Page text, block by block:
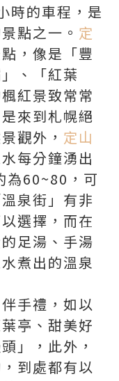
時的車程，是
點之一。 定
，像是「豐
、「紅葉
紅景致常常
來到札幌絕
觀外， 定山
每分鐘湧出
為60~80，可
泉街」有非
選擇，而在
足湯、手湯
煮出的溫泉
手禮，如以
亭、甜美好
」，此外，
到處都有以